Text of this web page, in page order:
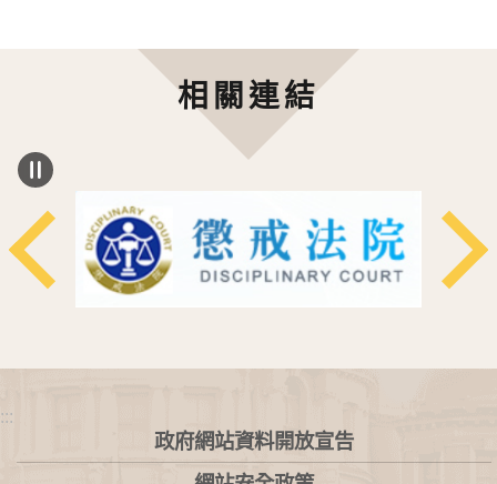
相關連結
:::
政府網站資料開放宣告